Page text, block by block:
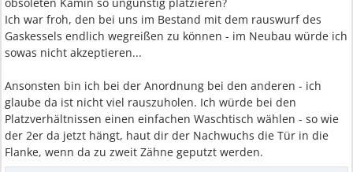
Ich war froh, den bei uns im Bestand mit dem rauswurf des
Gaskessels endlich wegreißen zu können - im Neubau würde ich
sowas nicht akzeptieren...
Ansonsten bin ich bei der Anordnung bei den anderen - ich
glaube da ist nicht viel rauszuholen. Ich würde bei den
Platzverhältnissen einen einfachen Waschtisch wählen - so wie
der 2er da jetzt hängt, haut dir der Nachwuchs die Tür in die
Flanke, wenn da zu zweit Zähne geputzt werden.